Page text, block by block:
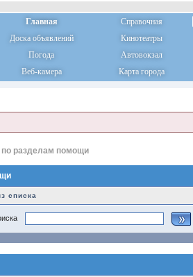
Главная Справочная
Доска объявлений
Кинотеатры
Погода
Автовокзал
Веб-камера
Карта города
по разделам помощи
списка